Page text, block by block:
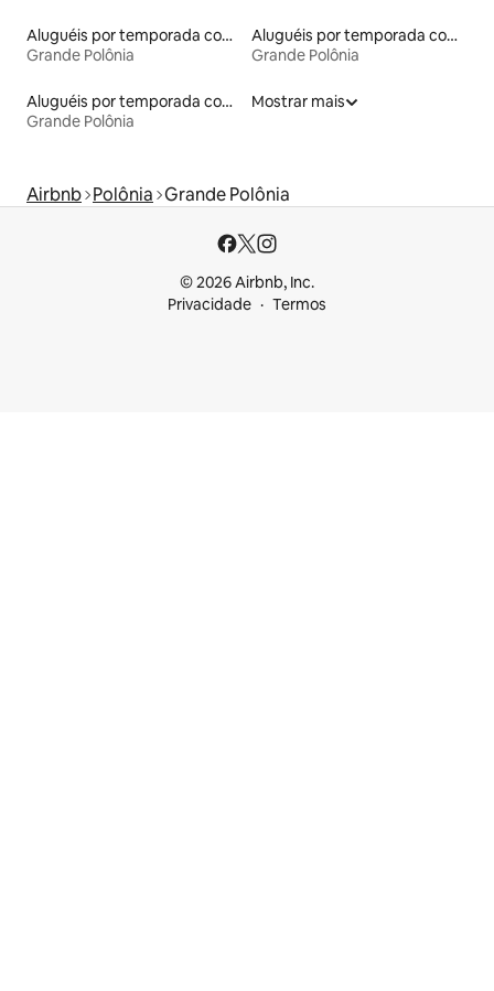
Aluguéis por temporada com acesso ao lago
Grande Polônia
Aluguéis por temporada com cama de altura acessível
Grande Polônia
Aluguéis por temporada com café da manhã
Grande Polônia
Mostrar mais
Airbnb Polônia Grande Polônia
© 2026 Airbnb, Inc.
Privacidade
Termos